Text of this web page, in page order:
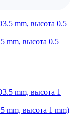
mm, высота 0.5
mm, высота 1 mm)